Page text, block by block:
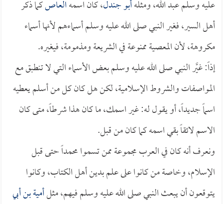
عليه وسلم عبد الله، ومثلهأبو جندل، كان اسمهالعاصكما ذكر
أهل السير، فغير النبي صلى الله عليه وسلم أسماءهم لأنها أسماء
مكروهة، لأن المعصية ممنوعة في الشريعة ومذمومة، فيغيره.
إذاً: غيَّر النبي صلى الله عليه وسلم بعض الأسماء التي لا تنطبق مع
المواصفات والشروط الإسلامية، لكن هل كان كل من أسلم يعطيه
اسماً جديداً، أو يقول له: غير اسمك، ما كان هذا شرطاً، متى كان
الاسم لائقاً بقي اسمه كما كان من قبل.
ونعرف أنه كان في العرب مجموعة ممن تسموا محمداً حتى قبل
الإسلام، وخاصة من كانوا على علم بدين أهل الكتاب، وكانوا
يتوقعون أن يبعث النبي صلى الله عليه وسلم فيهم، مثلأمية بن أبي